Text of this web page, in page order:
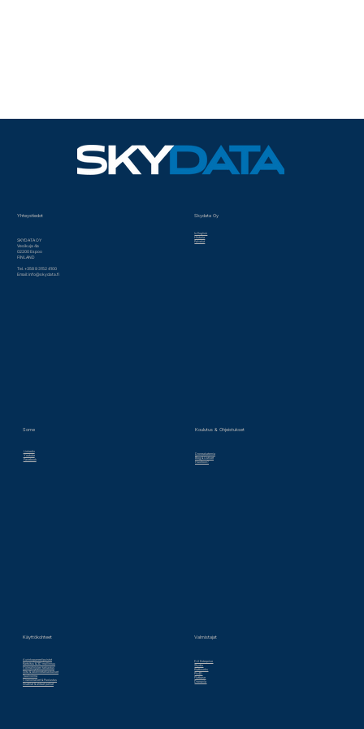
Yhteystiedot
SKYDATA OY
Vesikuja 4a
02200 Espoo
FINLAND
Tel. +358 9 3152 4100
Email:info@skydata.fi
Some
Linkedin
Youtube
Facebook
Koulutus & Ohjeistukset
Droneakatemia
Blog & Uutiset
Huoltoon?
Skydata Oy
In English
Historia
Palvelut
Käyttökohteet
Aurinkopaneelipuistot
Kartoitus & 3D mallinnus
Voimalinjojen tarkastus
Silta & rakennetarkastukset
Tuulivoima
Viranomaiset & Puolustus
Sisätilat & ahtaat paikat
Valmistajat
DJI Enterprise
Skydio
Krattworks
Pix4D
Flytbase
Dronavia